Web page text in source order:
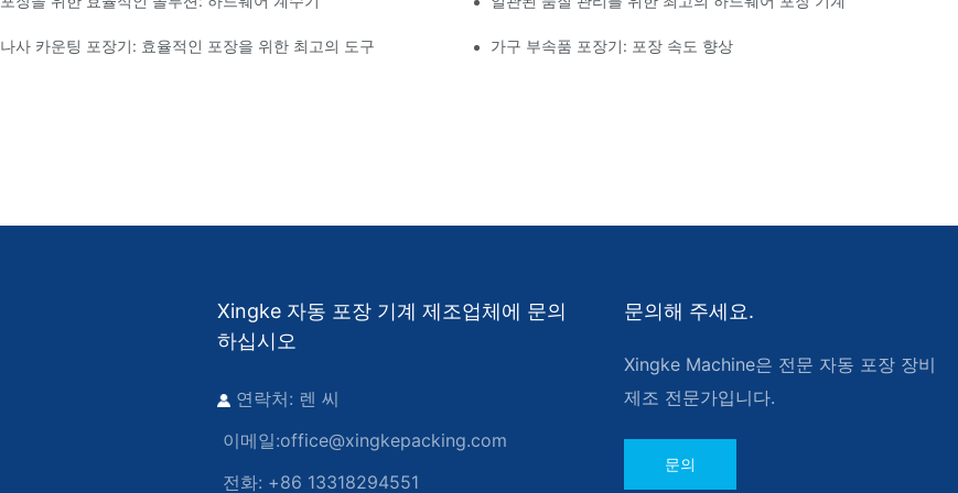
나사 카운팅 포장기: 효율적인 포장을 위한 최고의 도구 가구 부속품 포장기: 포장 속도 향상
Xingke 자동 포장 기계 제조업체에 문의
하십시오
연락처: 렌 씨
이메일:office@xingkepacking.com
전화: +86 13318294551
문의해 주세요.
Xingke Machine은 전문 자동 포장 장비
제조 전문가입니다.
문의